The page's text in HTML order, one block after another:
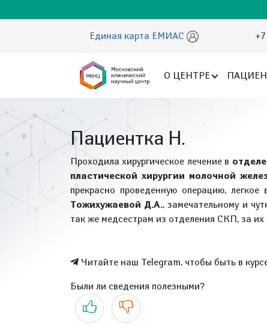
Единая карта ЕМИАС
О ЦЕНТРЕ
Пациентка Н.
Проходила хирургическое лечение в
пластической хирургии молочной
прекрасно проведенную операцию, легкое
Тожихужаевой Д.А., замечательному и
так же медсестрам из отделения СКП, за
Читайте наш Telegram, чтобы быть в
Были ли сведения полезными?
Да Нет